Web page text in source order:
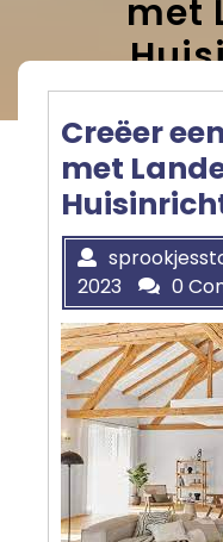
met
Creëer
met
2023
0